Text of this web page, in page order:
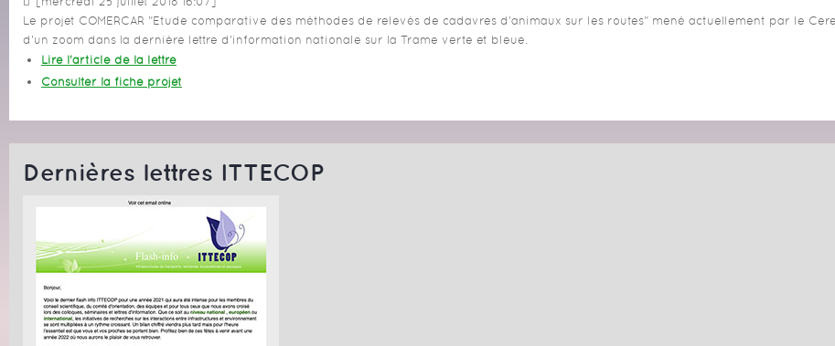
Le projet COMERCAR "Etude comparative des méthodes de relevés de cadavres d'animaux sur les routes" mené actuellement par le
d'un zoom dans la dernière lettre d'information nationale sur la Trame verte et bleue.
Lire l'article de la lettre
Consulter la fiche projet
Dernières lettres ITTECOP